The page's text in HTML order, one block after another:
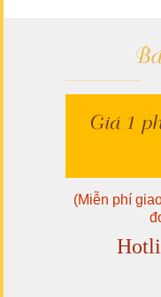
Giá 1
(Miễn phí